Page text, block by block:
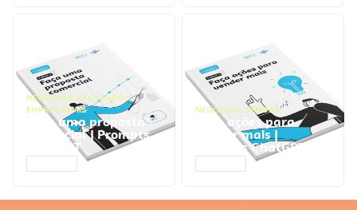
NEGÓCIOS, PROCESSOS
EMPRESARIAIS
Faça uma proposta
comercial | Prompts
ChatGPT
NEGÓCIOS, VENDAS
Faça ações para
vender mais |
Prompts ChatGPT